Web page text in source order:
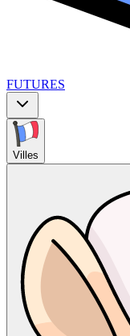
FUTURES
Villes